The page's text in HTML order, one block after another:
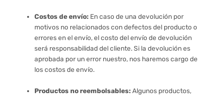
Costos de envío: En caso de una devolución por
motivos no relacionados con defectos del producto o
errores en el envío, el costo del envío de devolución
será responsabilidad del cliente. Si la devolución es
aprobada por un error nuestro, nos haremos cargo de
los costos de envío.
Productos no reembolsables:Algunos productos,